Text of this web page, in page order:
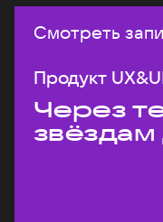
Смотреть
Продукт
Через